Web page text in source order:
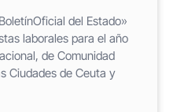
del Estado»
laborales para el año
de Comunidad
Ciudades de Ceuta y